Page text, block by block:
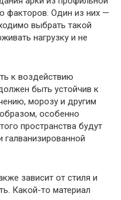
факторов. Один из них —
выбрать такой
нагрузку и не
к воздействию
быть устойчив к
морозу и другим
особенно
пространства будут
зависит от стиля и
Какой-то материал